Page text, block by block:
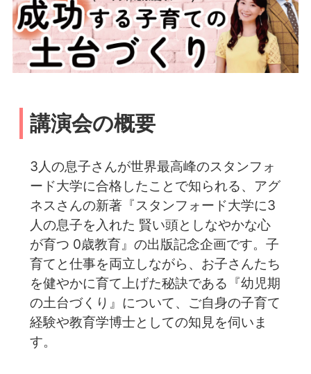
講演会の概要
3人の息子さんが世界最高峰のスタンフォ
ード大学に合格したことで知られる、アグ
ネスさんの新著『スタンフォード大学に3
人の息子を入れた 賢い頭としなやかな心
が育つ 0歳教育』の出版記念企画です。子
育てと仕事を両立しながら、お子さんたち
を健やかに育て上げた秘訣である『幼児期
の土台づくり』について、ご自身の子育て
経験や教育学博士としての知見を伺いま
す。